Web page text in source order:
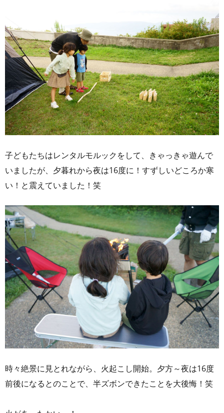
子どもたちはレンタルモルックをして、きゃっきゃ遊んで
いましたが、夕暮れから夜は16度に！すずしいどころか寒
い！と震えていました！笑
時々絶景に見とれながら、火起こし開始。夕方～夜は16度
前後になるとのことで、半ズボンできたことを大後悔！笑